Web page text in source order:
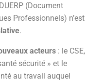
(Document
Professionnels) n’est
.
acteurs : le CSE,
sécurité » et le
au travail auquel